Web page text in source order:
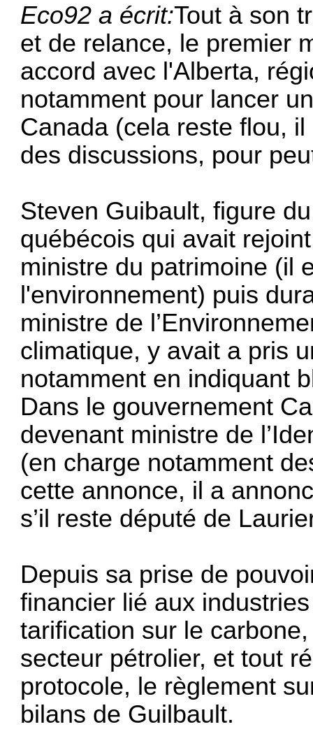
Eco92 a écrit:Tout à son
et de relance, le premier
accord avec l'Alberta,
notamment pour lancer
Canada (cela reste flou,
des discussions, pour
Steven Guibault, figure
québécois qui avait
ministre du patrimoine (il
l'environnement) puis
ministre de
climatique, y avait a pris
notamment en indiquant
Dans le gouvernement
devenant ministre de
(en charge notamment
cette annonce, il a
s’il reste député de
Depuis sa prise de
financier lié aux
tarification sur le
secteur pétrolier, et tout
protocole, le règlement
bilans de Guilbault.